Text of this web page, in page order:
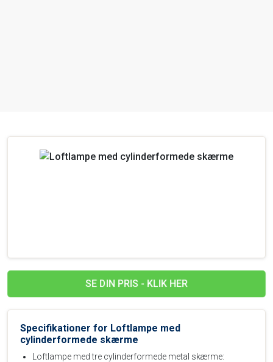
SE DIN PRIS - KLIK HER
Specifikationer for Loftlampe med
cylinderformede skærme
Loftlampe med tre cylinderformede metal skærme: